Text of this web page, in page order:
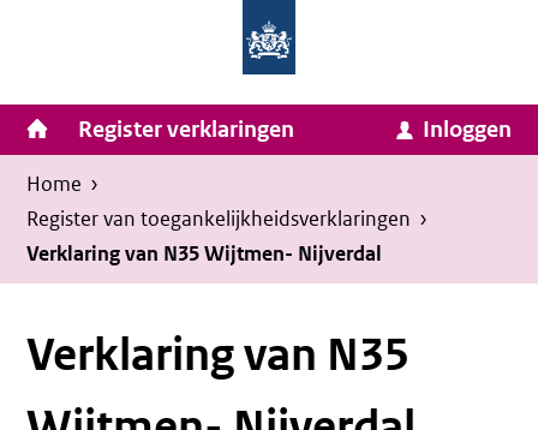
inhoud
van
Zaken
en
Koninkrijksrelaties
Homepage
van
Invulassistent
Toegankelijkheidsverklaring
Toegankelijkheidsverklaring
Hoofdnavigatie
Register verklaringen Inloggen
Kruimelpad
U
bevindt
zich
hier:
Home ›
Register van toegankelijkheids­verklaringen ›
Verklaring van N35 Wijtmen- Nijverdal
Verklaring van N35